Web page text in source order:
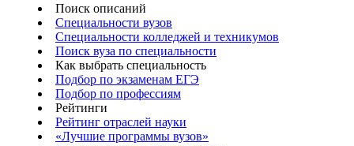
Поиск описаний
Специальности вузов
Специальности колледжей и техникумов
Поиск вуза по специальности
Как выбрать специальность
Подбор по экзаменам ЕГЭ
Подбор по профессиям
Рейтинги
Рейтинг отраслей науки
«Лучшие программы вузов»